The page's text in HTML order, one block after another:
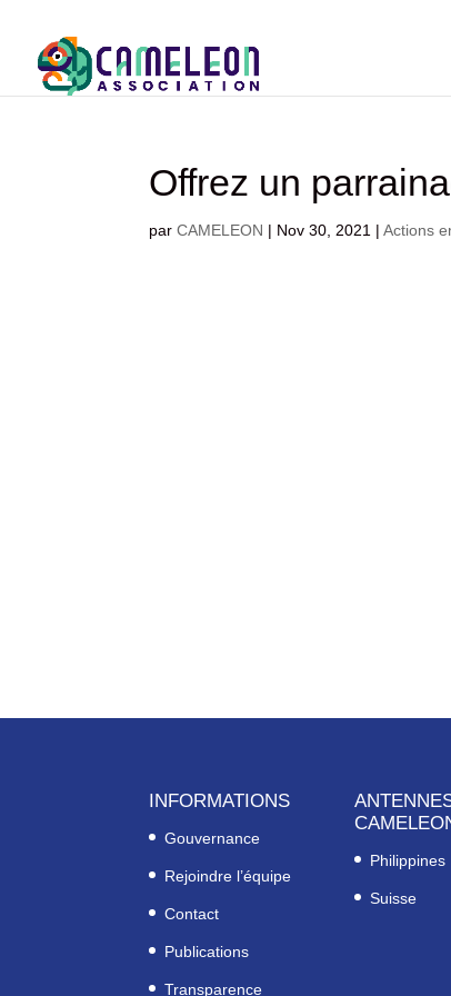
Offrez un
parCAMELEON | Nov 30, 2021 |Actions
INFORMATIONS
Gouvernance
Rejoindre l’équipe
Contact
Publications
Transparence
Philippines
Suisse